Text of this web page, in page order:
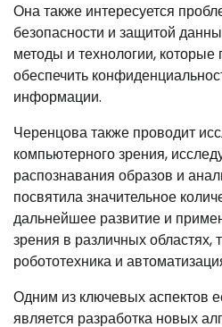
Она также интересуется
безопасности и защитой
методы и технологии,
обеспечить
информации.
Черенцова также проводит
компьютерного зрения,
распознавания образов и
посвятила значительное
дальнейшее развитие и
зрения в различных областях,
робототехника и
Одним из ключевых аспектов
является разработка новых